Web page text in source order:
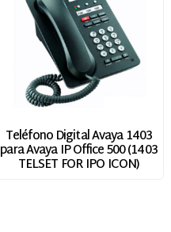
Teléfono Digital Avaya 1403
para Avaya IP Office 500 (1403
TELSET FOR IPO ICON)